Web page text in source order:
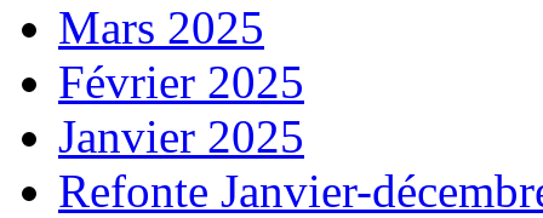
Mars 2025
Février 2025
Janvier 2025
Refonte Janvier-